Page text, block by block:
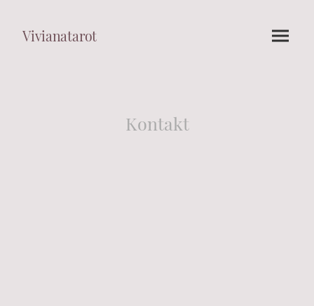
Vivianatarot
Kontakt